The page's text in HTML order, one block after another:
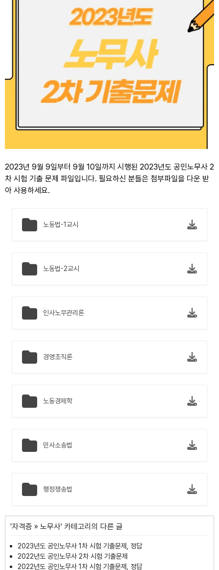
2023년 9월 9일부터 9월 10일까지 시행된 2023년도 공인노무사 2
차 시험 기출 문제 파일입니다. 필요하신 분들은 첨부파일을 다운 받
아 사용하세요.
노동법-1교시
노동법-2교시
인사노무관리론
경영조직론
노동경제학
민사소송법
행정쟁송법
'자격증 » 노무사' 카테고리의 다른 글
2023년도 공인노무사 1차 시험 기출문제, 정답
2022년도 공인노무사 2차 시험 기출문제
2022년도 공인노무사 1차 시험 기출문제, 정답